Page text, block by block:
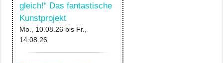
gleich!“ Das fantastische
Kunstprojekt
Mo., 10.08.26 bis Fr.,
14.08.26